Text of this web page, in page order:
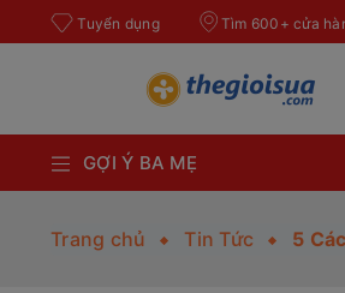
Tuyển dụng Tìm 600+ cửa
GỢI Ý BA MẸ
Trang chủ Tin Tức 5